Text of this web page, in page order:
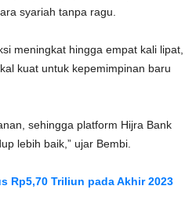
syariah tanpa ragu.
meningkat hingga empat kali lipat,
kuat untuk kepemimpinan baru
sehingga platform Hijra Bank
lebih baik,” ujar Bembi.
Rp5,70 Triliun pada Akhir 2023